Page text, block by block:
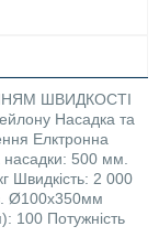
ШВИДКОСТІ
Насадка та
Елктронна
500 мм.
Швидкість: 2 000
Ø100x350мм
100 Потужність